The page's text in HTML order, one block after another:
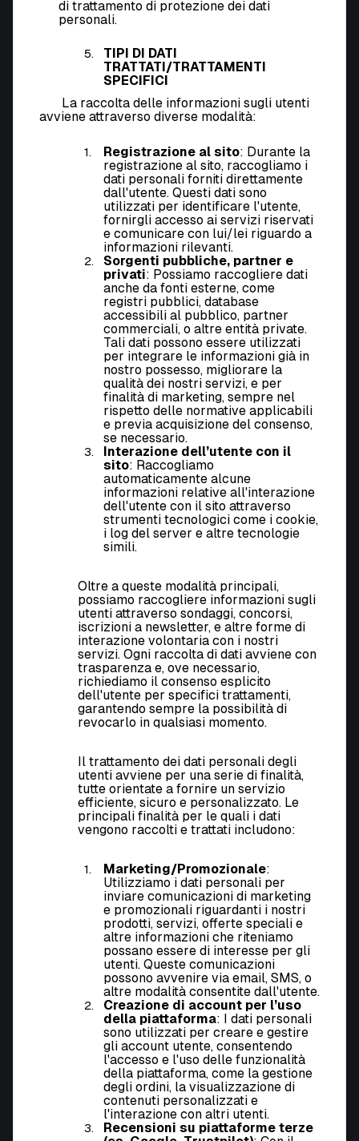
di trattamento di protezione dei dati
personali.
TIPI DI DATI
TRATTATI/TRATTAMENTI
SPECIFICI
La raccolta delle informazioni sugli utenti
avviene attraverso diverse modalità:
Registrazione al sito: Durante la
registrazione al sito, raccogliamo i
dati personali forniti direttamente
dall'utente. Questi dati sono
utilizzati per identificare l'utente,
fornirgli accesso ai servizi riservati
e comunicare con lui/lei riguardo a
informazioni rilevanti.
Sorgenti pubbliche, partner e
privati: Possiamo raccogliere dati
anche da fonti esterne, come
registri pubblici, database
accessibili al pubblico, partner
commerciali, o altre entità private.
Tali dati possono essere utilizzati
per integrare le informazioni già in
nostro possesso, migliorare la
qualità dei nostri servizi, e per
finalità di marketing, sempre nel
rispetto delle normative applicabili
e previa acquisizione del consenso,
se necessario.
Interazione dell’utente con il
sito: Raccogliamo
automaticamente alcune
informazioni relative all'interazione
dell'utente con il sito attraverso
strumenti tecnologici come i cookie,
i log del server e altre tecnologie
simili.
Oltre a queste modalità principali,
possiamo raccogliere informazioni sugli
utenti attraverso sondaggi, concorsi,
iscrizioni a newsletter, e altre forme di
interazione volontaria con i nostri
servizi. Ogni raccolta di dati avviene con
trasparenza e, ove necessario,
richiediamo il consenso esplicito
dell'utente per specifici trattamenti,
garantendo sempre la possibilità di
revocarlo in qualsiasi momento.
Il trattamento dei dati personali degli
utenti avviene per una serie di finalità,
tutte orientate a fornire un servizio
efficiente, sicuro e personalizzato. Le
principali finalità per le quali i dati
vengono raccolti e trattati includono:
Marketing/Promozionale:
Utilizziamo i dati personali per
inviare comunicazioni di marketing
e promozionali riguardanti i nostri
prodotti, servizi, offerte speciali e
altre informazioni che riteniamo
possano essere di interesse per gli
utenti. Queste comunicazioni
possono avvenire via email, SMS, o
altre modalità consentite dall'utente.
Creazione di account per l’uso
della piattaforma: I dati personali
sono utilizzati per creare e gestire
gli account utente, consentendo
l'accesso e l'uso delle funzionalità
della piattaforma, come la gestione
degli ordini, la visualizzazione di
contenuti personalizzati e
l'interazione con altri utenti.
Recensioni su piattaforme terze